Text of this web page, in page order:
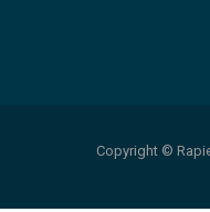
Copyright ©